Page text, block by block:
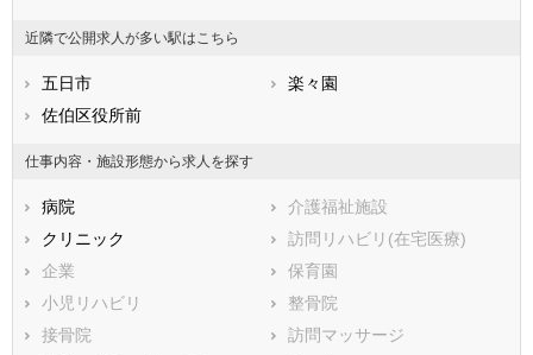
福岡県
佐賀県
熊本県
鹿児島県
呉市
三原市
尾道市
福山市
廿日市市
安芸高田市
江田島市
安芸郡府中町
安芸郡海田町
安芸郡熊野町
安芸郡坂町
山県郡安芸太田町
山県郡北広島町
豊田郡大崎上島町
近隣で公開求人が多い駅はこちら
五日市
楽々園
佐伯区役所前
仕事内容・施設形態から求人を探す
病院
介護福祉施設
クリニック
訪問リハビリ(在宅医療)
企業
保育園
小児リハビリ
整骨院
接骨院
訪問マッサージ